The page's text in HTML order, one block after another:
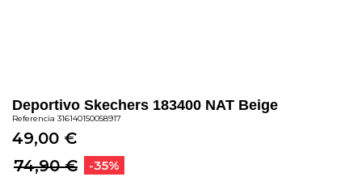
Deportivo Skechers 183400 NAT Beige
Referencia 316140150058917
49,00 €
74,90 €
-35%